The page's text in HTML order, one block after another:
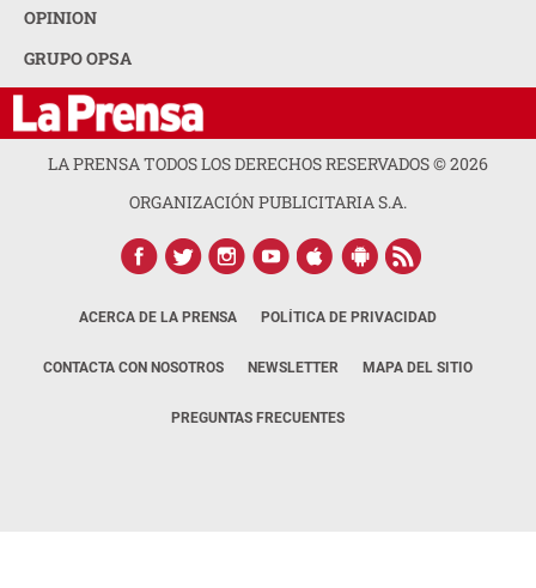
OPINION
GRUPO OPSA
LA PRENSA TODOS LOS DERECHOS RESERVADOS ©2026
ORGANIZACIÓN PUBLICITARIA S.A.
ACERCA DE LA PRENSA POLÍTICA DE PRIVACIDAD
CONTACTA CON NOSOTROS NEWSLETTER MAPA DEL SITIO
PREGUNTAS FRECUENTES